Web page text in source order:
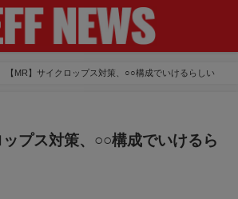
【MR】サイクロップス対策、○○構成でいけるらしい
ップス対策、○○構成でいけるら